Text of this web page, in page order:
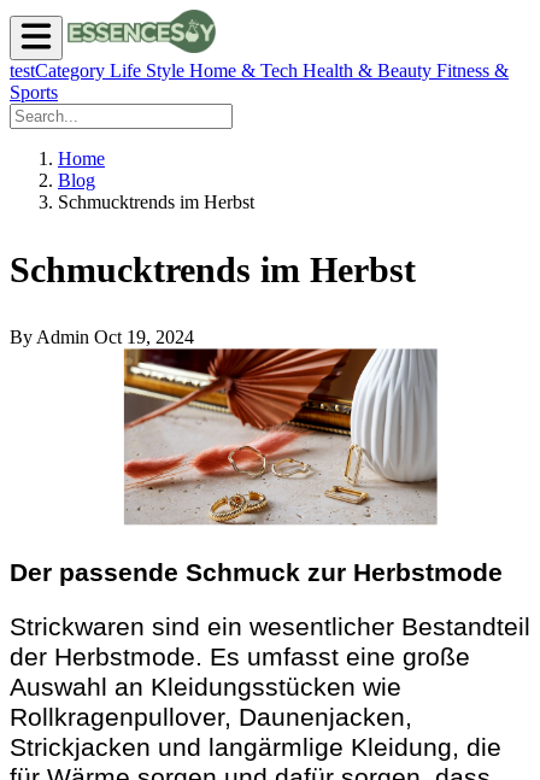
testCategory Life Style Home & Tech Health & Beauty Fitness &
Sports
Home
Blog
Schmucktrends im Herbst
Schmucktrends im Herbst
By Admin Oct 19, 2024
Der passende Schmuck zur Herbstmode
Strickwaren sind ein wesentlicher Bestandteil
der Herbstmode. Es umfasst eine große
Auswahl an Kleidungsstücken wie
Rollkragenpullover, Daunenjacken,
Strickjacken und langärmlige Kleidung, die